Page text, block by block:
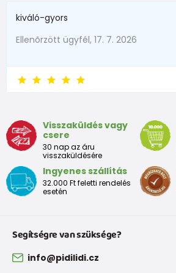
kiváló-gyors
Ellenõrzött ügyfél, 17. 7. 2026
Visszaküldés vagy
csere
30 nap az áru
visszaküldésére
Ingyenes szállítás
32.000 Ft feletti rendelés
esetén
Segítségre van szüksége?
info@pidilidi.cz